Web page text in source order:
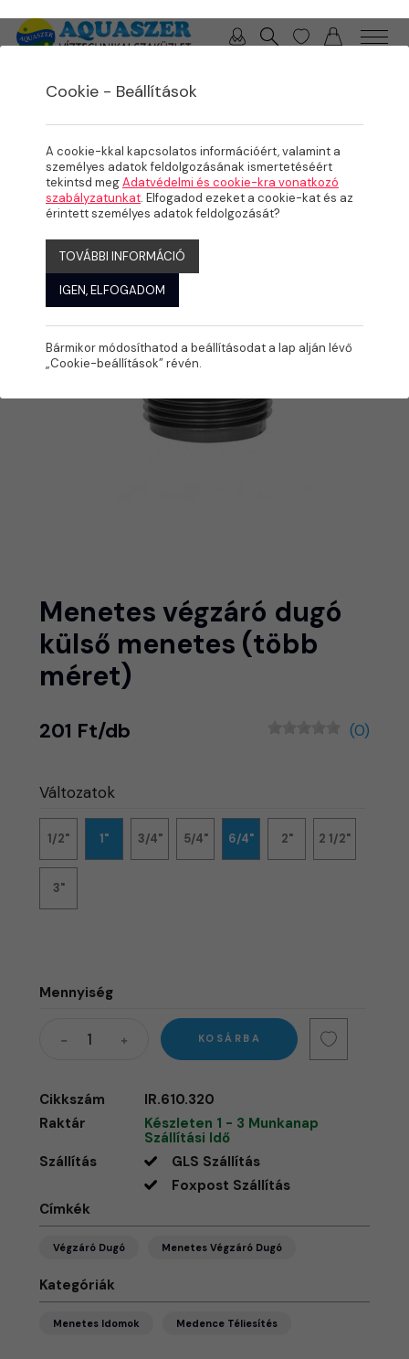
Menetes végzáró dugó
külső menetes (több
méret)
201 Ft/db (0)
Változatok
1/2" 1" 3/4" 5/4" 6/4" 2" 2 1/2"
3"
Mennyiség
KOSÁRBA
Cikkszám
IR.610.320
Raktár
Készleten 1 - 3 Munkanap
Szállítási Idő
Szállítás
GLS Szállítás
Foxpost Szállítás
Címkék
Végzáró Dugó Menetes Végzáró Dugó
Kategóriák
Menetes Idomok Medence Téliesítés
Cookie - Beállítások
A cookie-kkal kapcsolatos információért, valamint a
személyes adatok feldolgozásának ismertetéséért
tekintsd megAdatvédelmi és cookie-kra vonatkozó
szabályzatunkat. Elfogadod ezeket a cookie-kat és az
érintett személyes adatok feldolgozását?
TOVÁBBI INFORMÁCIÓ
IGEN, ELFOGADOM
Bármikor módosíthatod a beállításodat a lap alján lévő
„Cookie-beállítások” révén.